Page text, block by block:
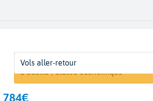
Départ
De...
Dates
Dates de votre voyage
Voyageurs | Classe
1 adulte | Classe économique
Vols aller-retour
784€